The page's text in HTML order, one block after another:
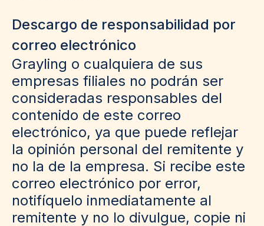
Descargo de responsabilidad por
correo electrónico
Grayling o cualquiera de sus
empresas filiales no podrán ser
consideradas responsables del
contenido de este correo
electrónico, ya que puede reflejar
la opinión personal del remitente y
no la de la empresa. Si recibe este
correo electrónico por error,
notifíquelo inmediatamente al
remitente y no lo divulgue, copie ni